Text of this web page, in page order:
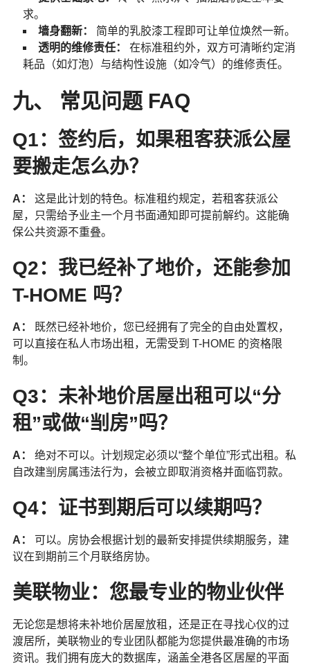
求。
墙身翻新：
简单的乳胶漆工程即可让单位焕然一新。
透明的维修责任：
在标准租约外，双方可清晰约定消
耗品（如灯泡）与结构性设施（如冷气）的维修责任。
九、 常见问题 FAQ
Q1：签约后，如果租客获派公屋
要搬走怎么办？
A：
这是此计划的特色。标准租约规定，若租客获派公
屋，只需给予业主一个月书面通知即可提前解约。这能确
保公共资源不重叠。
Q2：我已经补了地价，还能参加
T-HOME 吗？
A：
既然已经补地价，您已经拥有了完全的自由处置权，
可以直接在私人市场出租，无需受到 T-HOME 的资格限
制。
Q3：未补地价居屋出租可以“分
租”或做“㓥房”吗？
A：
绝对不可以。计划规定必须以“整个单位”形式出租。私
自改建㓥房属违法行为，会被立即取消资格并面临罚款。
Q4：证书到期后可以续期吗？
A：
可以。房协会根据计划的最新安排提供续期服务，建
议在到期前三个月联络房协。
美联物业：您最专业的物业伙伴
无论您是想将未补地价居屋放租，还是正在寻找心仪的过
渡居所，美联物业的专业团队都能为您提供最准确的市场
资讯。我们拥有庞大的数据库，涵盖全港各区居屋的平面